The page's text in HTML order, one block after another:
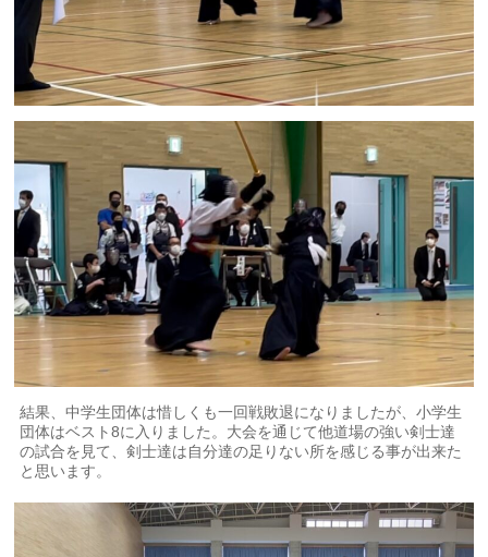
結果、中学生団体は惜しくも一回戦敗退になりましたが、小学生
団体はベスト8に入りました。大会を通じて他道場の強い剣士達
の試合を見て、剣士達は自分達の足りない所を感じる事が出来た
と思います。